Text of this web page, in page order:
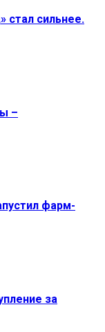
стал сильнее.
–
фарм-
за